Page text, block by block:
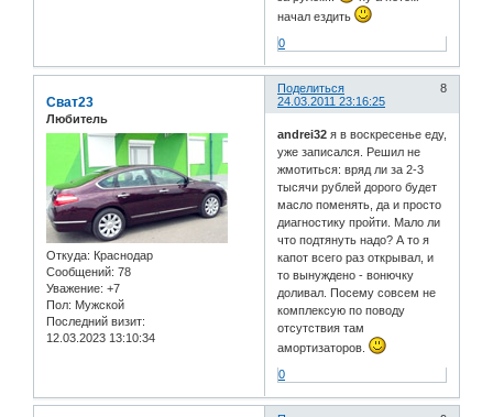
начал ездить
0
Поделиться
8
24.03.2011 23:16:25
Сват23
Любитель
Откуда: Краснодар
Сообщений: 78
Уважение: +7
Пол: Мужской
Последний визит:
12.03.2023 13:10:34
andrei32 я в воскресенье еду,
уже записался. Решил не
жмотиться: вряд ли за 2-3
тысячи рублей дорого будет
масло поменять, да и просто
диагностику пройти. Мало ли
что подтянуть надо? А то я
капот всего раз открывал, и
то вынуждено - вонючку
доливал. Посему совсем не
комплексую по поводу
отсутствия там
амортизаторов.
0